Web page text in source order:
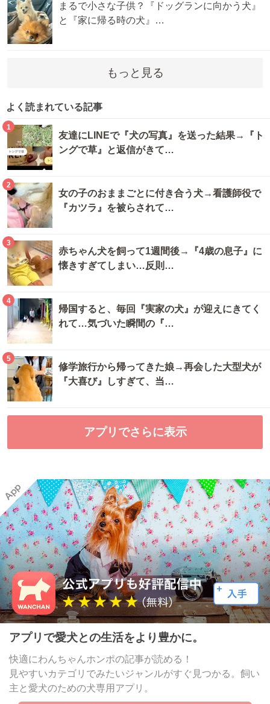
まるで小さな子供？『ドッグランに向かう犬』
と『家に帰る時の犬』…
もっと見る
よく読まれている記事
1
友達にLINEで『犬の写真』を送った結果→『ト
ングで草』と返信がきて…
2
女の子のおままごとに付き合う犬→看護師役で
『カツラ』を被らされて…
3
赤ちゃん犬を飼って1週間後→『4歳の息子』に
懐きすぎてしまい…反則…
4
帰国すると、毎回『実家の犬』が迎えにきてく
れて…気づいた瞬間の『…
5
修学旅行から帰ってきた娘→再会した大型犬が
『大喜び』しすぎて、当…
アプリでさらに表示
アプリで愛犬との生活をより豊かに。
快適にわんちゃんホンポの記事が読める！
見やすいカテゴリでみたいジャンルがすぐ見つかる。飼い
主と愛犬のための犬専用アプリ。